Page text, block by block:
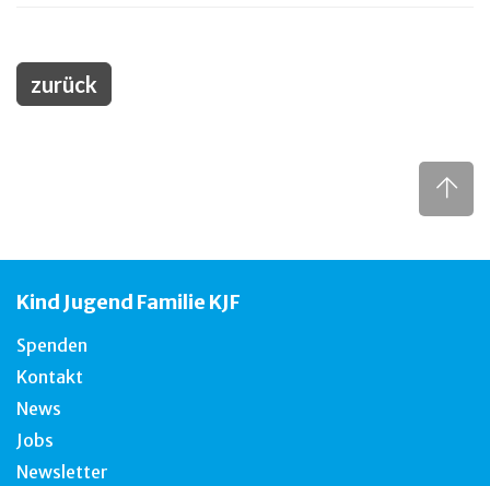
News
Newsletter
zurück
Kind Jugend Familie KJF
Spenden
Kontakt
News
Jobs
Newsletter